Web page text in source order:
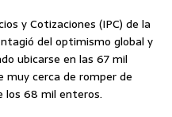
y Cotizaciones (IPC) de la
del optimismo global y
ubicarse en las 67 mil
muy cerca de romper de
los 68 mil enteros.